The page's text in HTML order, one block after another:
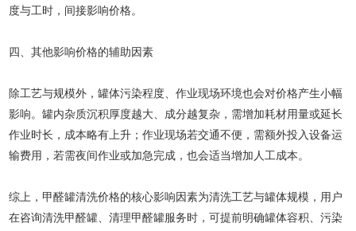
度与工时，间接影响价格。
四、其他影响价格的辅助因素
除工艺与规模外，罐体污染程度、作业现场环境也会对价格产生小幅
影响。罐内杂质沉积厚度越大、成分越复杂，需增加耗材用量或延长
作业时长，成本略有上升；作业现场若交通不便，需额外投入设备运
输费用，若需夜间作业或加急完成，也会适当增加人工成本。
综上，甲醛罐清洗价格的核心影响因素为清洗工艺与罐体规模，用户
在咨询清洗甲醛罐、清理甲醛罐服务时，可提前明确罐体容积、污染